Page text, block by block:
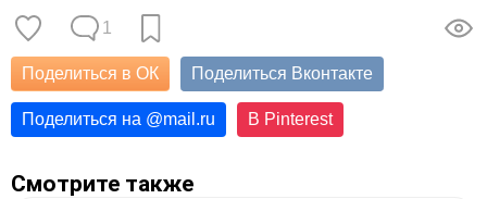
1
Поделиться в ОК Поделиться Вконтакте
Поделиться на @mail.ru В Pinterest
Смотрите также